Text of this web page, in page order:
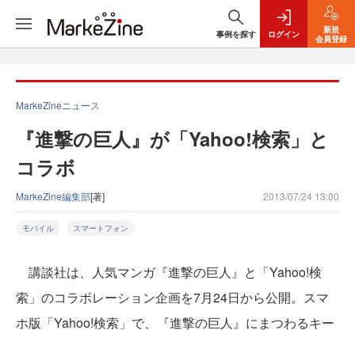
事例を探す ログイン
新規
会員登録
MarkeZineニュース
『進撃の巨人』が「Yahoo!検索」と
コラボ
MarkeZine編集部[著] 2013/07/24 13:00
モバイル スマートフォン
講談社は、人気マンガ『進撃の巨人』と「Yahoo!検
索」のコラボレーション企画を7月24日から公開。スマ
ホ版「Yahoo!検索」で、『進撃の巨人』にまつわるキー